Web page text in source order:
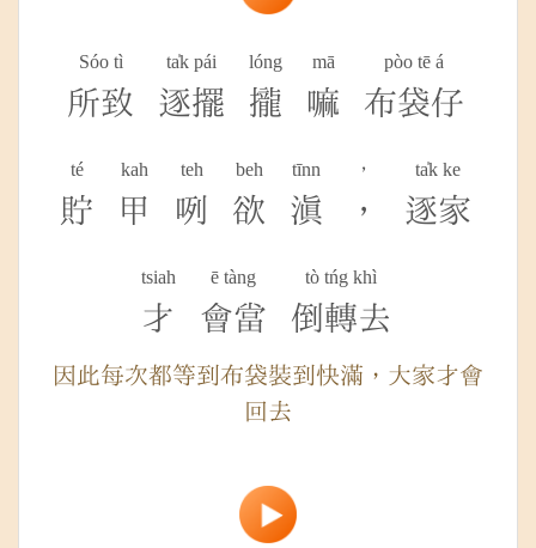
Sóo tì
所致
ta̍k pái
逐擺
lóng
攏
mā
嘛
pòo tē á
布袋仔
té
貯
kah
甲
teh
咧
beh
欲
tīnn
滇
，
，
ta̍k ke
逐家
tsiah
才
ē tàng
會當
tò tńg khì
倒轉去
因此每次都等到布袋裝到快滿，大家才會
回去